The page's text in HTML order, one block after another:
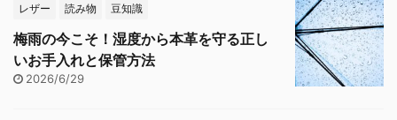
レザー 読み物 豆知識
梅雨の今こそ！湿度から本革を守る正し
いお手入れと保管方法
2026/6/29